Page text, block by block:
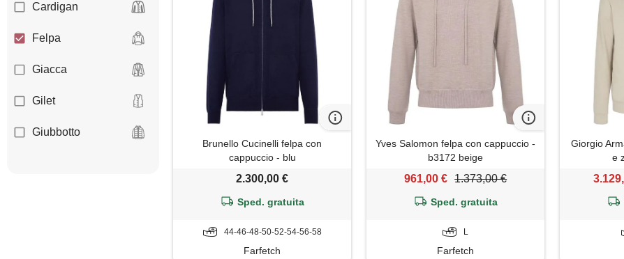
Cardigan
Felpa
Giacca
Gilet
Giubbotto
Brunello Cucinelli felpa con
cappuccio - blu
2.300,00 €
Sped. gratuita
44-46-48-50-52-54-56-58
Farfetch
Yves Salomon felpa con cappuccio -
b3172 beige
961,00 € 1.373,00 €
Sped. gratuita
L
Farfetch
Giorgio
e